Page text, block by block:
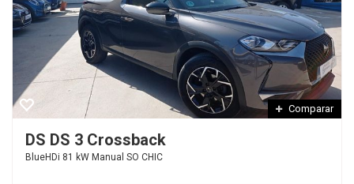
Comparar
DS DS 3 Crossback
BlueHDi 81 kW Manual SO CHIC